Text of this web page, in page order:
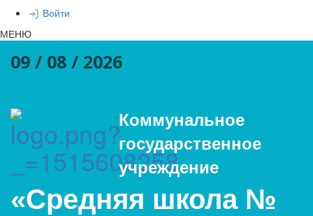
Войти
МЕНЮ
09 / 08 / 2026
Коммунальное
государственное
учреждение
«Средняя школа №